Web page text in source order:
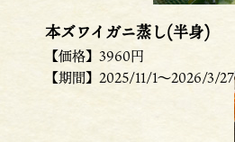
本ズワイガニ蒸し(半身)
【価格】3960円
【期間】2025/11/1～2026/3/27